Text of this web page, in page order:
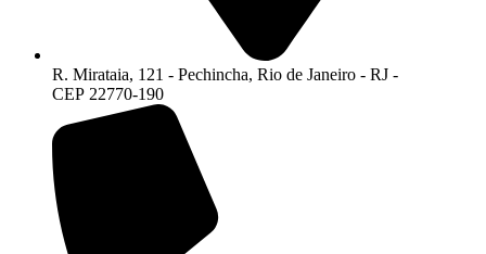
R. Mirataia, 121 - Pechincha, Rio de Janeiro - RJ -
CEP 22770-190